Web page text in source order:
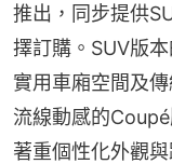
推出，同步提供
擇訂購。SUV版
實用車廂空間及
流線動感的
著重個性化外觀